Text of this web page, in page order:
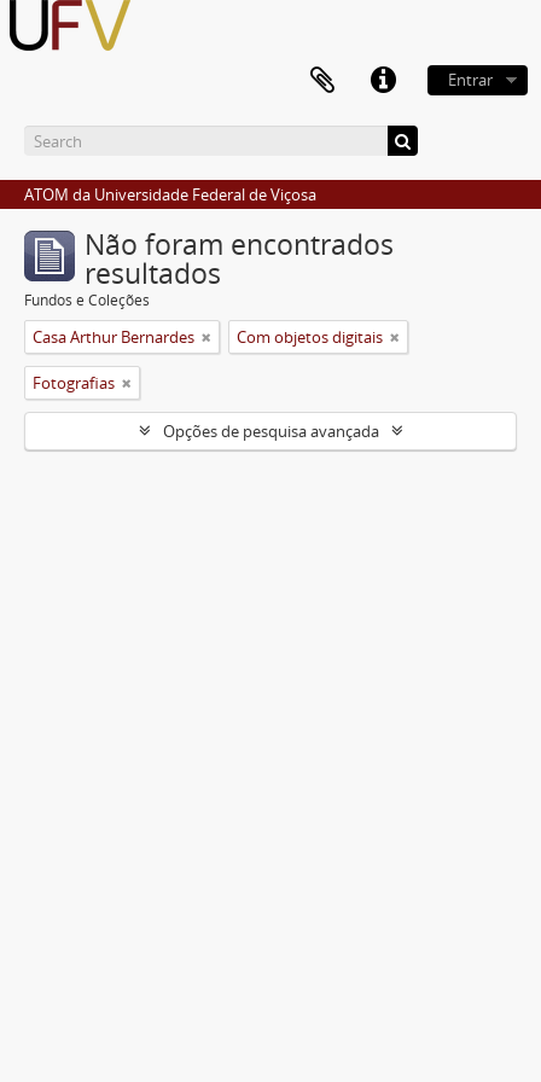
Entrar
ATOM da Universidade Federal de Viçosa
Não foram encontrados
resultados
Fundos e Coleções
Casa Arthur Bernardes Com objetos digitais
Fotografias
Opções de pesquisa avançada